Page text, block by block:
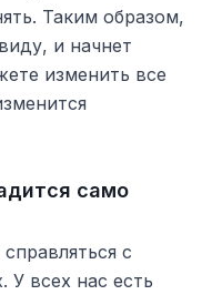
Таким образом,
и начнет
изменить все
само
с
У всех нас есть